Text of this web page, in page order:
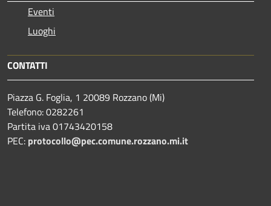
Eventi
Luoghi
CONTATTI
Piazza G. Foglia, 1 20089 Rozzano (Mi)
Telefono: 0282261
Partita iva 01743420158
PEC: protocollo@pec.comune.rozzano.mi.it